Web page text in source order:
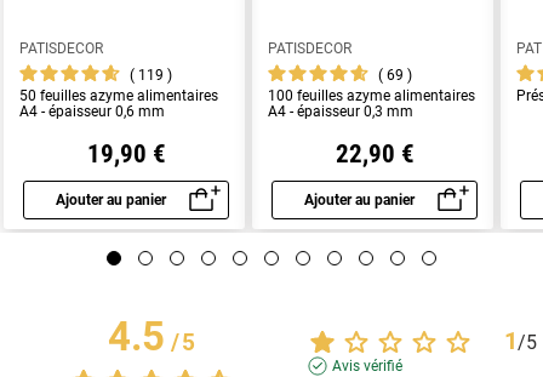
PATISDECOR
119
50 feuilles azyme alimentaires
A4 - épaisseur 0,6 mm
19,90 €
Ajouter au panier
Aperçu rapide
PATISDECOR
69
100 feuilles azyme alimentaires
A4 - épaisseur 0,3 mm
22,90 €
Ajouter au panier
Aperçu rapide
4.5/5 1/5
Avis vérifié